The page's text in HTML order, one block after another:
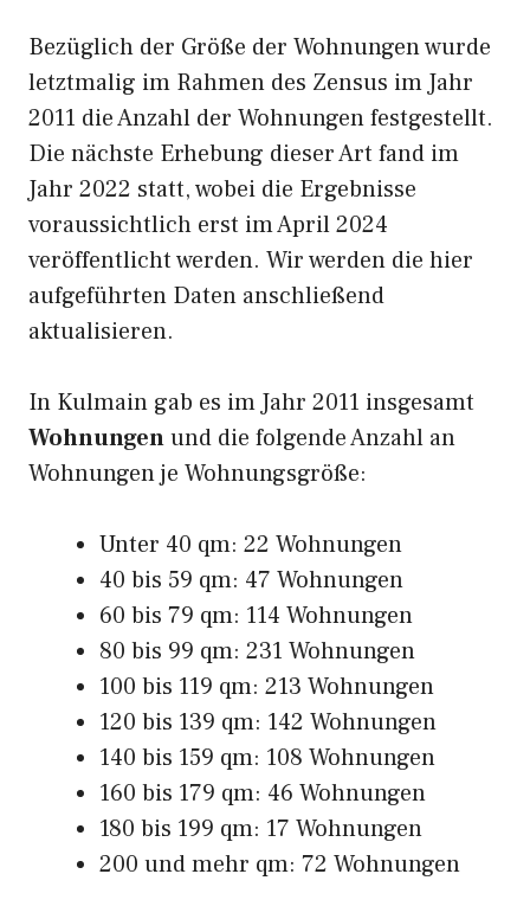
Bezüglich der Größe der Wohnungen wurde
letztmalig im Rahmen des Zensus im Jahr
2011 die Anzahl der Wohnungen festgestellt.
Die nächste Erhebung dieser Art fand im
Jahr 2022 statt, wobei die Ergebnisse
voraussichtlich erst im April 2024
veröffentlicht werden. Wir werden die hier
aufgeführten Daten anschließend
aktualisieren.
In Kulmain gab es im Jahr 2011 insgesamt
Wohnungenund die folgende Anzahl an
Wohnungen je Wohnungsgröße:
Unter 40 qm: 22 Wohnungen
40 bis 59 qm: 47 Wohnungen
60 bis 79 qm: 114 Wohnungen
80 bis 99 qm: 231 Wohnungen
100 bis 119 qm: 213 Wohnungen
120 bis 139 qm: 142 Wohnungen
140 bis 159 qm: 108 Wohnungen
160 bis 179 qm: 46 Wohnungen
180 bis 199 qm: 17 Wohnungen
200 und mehr qm: 72 Wohnungen